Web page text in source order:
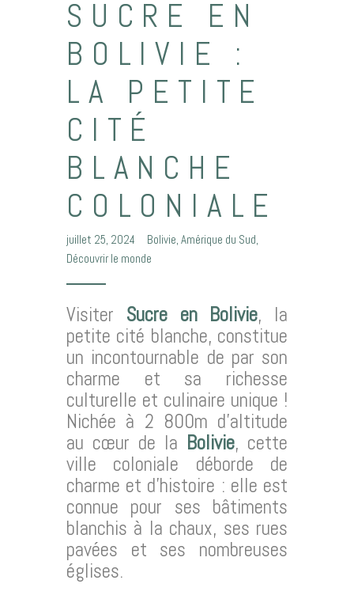
SUCRE EN
BOLIVIE :
LA PETITE
CITÉ
BLANCHE
COLONIALE
juillet 25, 2024 Bolivie, Amérique du Sud,
Découvrir le monde
Visiter Sucre en Bolivie, la
petite cité blanche, constitue
un incontournable de par son
charme et sa richesse
culturelle et culinaire unique !
Nichée à 2 800m d’altitude
au cœur de la Bolivie, cette
ville coloniale déborde de
charme et d’histoire : elle est
connue pour ses bâtiments
blanchis à la chaux, ses rues
pavées et ses nombreuses
églises.